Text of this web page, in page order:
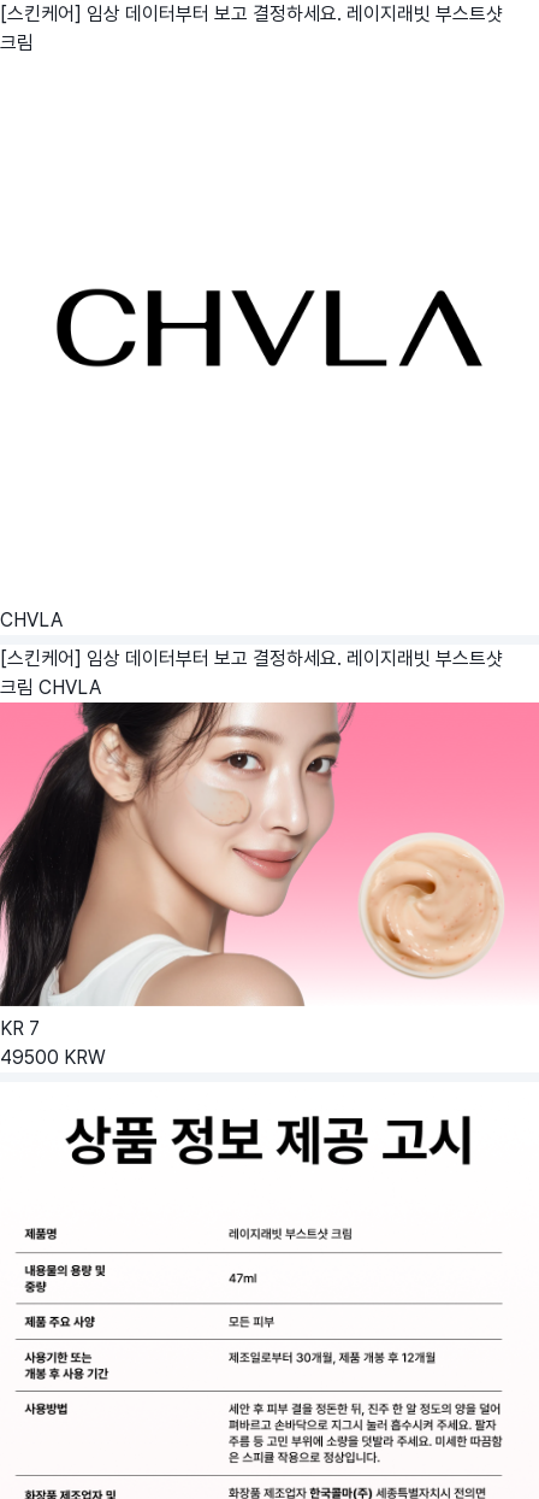
[스킨케어] 임상 데이터부터 보고 결정하세요. 레이지래빗 부스트샷
크림
CHVLA
[스킨케어] 임상 데이터부터 보고 결정하세요. 레이지래빗 부스트샷
크림 CHVLA
KR 7
49500 KRW